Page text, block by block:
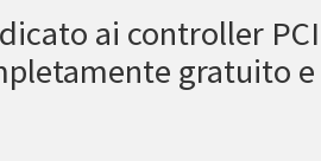
ai controller
gratuito e